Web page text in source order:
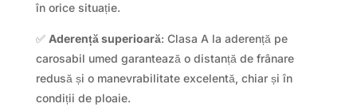
în orice situație.
✅ Aderență superioară: Clasa A la aderență pe
carosabil umed garantează o distanță de frânare
redusă și o manevrabilitate excelentă, chiar și în
condiții de ploaie.